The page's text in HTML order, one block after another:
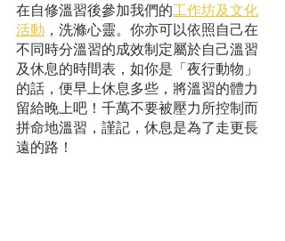
在自修溫習後參加我們的工作坊及文化
活動 ，洗滌心靈。你亦可以依照自己在
不同時分溫習的成效制定屬於自己溫習
及休息的時間表，如你是「夜行動物」
的話，便早上休息多些，將溫習的體力
留給晚上吧！千萬不要被壓力所控制而
拼命地溫習，謹記，休息是為了走更長
遠的路！